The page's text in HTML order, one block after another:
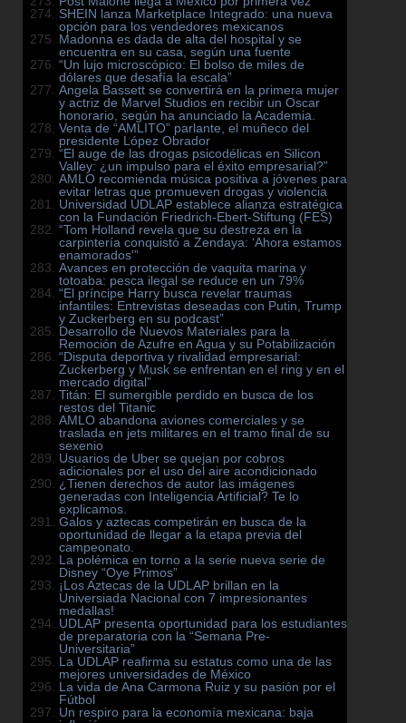
SHEIN lanza Marketplace Integrado: una nueva
opción para los vendedores mexicanos
Madonna es dada de alta del hospital y se
encuentra en su casa, según una fuente
“Un lujo microscópico: El bolso de miles de
dólares que desafía la escala”
Angela Bassett se convertirá en la primera mujer
y actriz de Marvel Studios en recibir un Oscar
honorario, según ha anunciado la Academia.
Venta de “AMLITO” parlante, el muñeco del
presidente López Obrador
“El auge de las drogas psicodélicas en Silicon
Valley: ¿un impulso para el éxito empresarial?”
AMLO recomienda música positiva a jóvenes para
evitar letras que promueven drogas y violencia
Universidad UDLAP establece alianza estratégica
con la Fundación Friedrich-Ebert-Stiftung (FES)
“Tom Holland revela que su destreza en la
carpintería conquistó a Zendaya: ‘Ahora estamos
enamorados'”
Avances en protección de vaquita marina y
totoaba: pesca ilegal se reduce en un 79%
“El príncipe Harry busca revelar traumas
infantiles: Entrevistas deseadas con Putin, Trump
y Zuckerberg en su podcast”
Desarrollo de Nuevos Materiales para la
Remoción de Azufre en Agua y su Potabilización
“Disputa deportiva y rivalidad empresarial:
Zuckerberg y Musk se enfrentan en el ring y en el
mercado digital”
Titán: El sumergible perdido en busca de los
restos del Titanic
AMLO abandona aviones comerciales y se
traslada en jets militares en el tramo final de su
sexenio
Usuarios de Uber se quejan por cobros
adicionales por el uso del aire acondicionado
¿Tienen derechos de autor las imágenes
generadas con Inteligencia Artificial? Te lo
explicamos.
Galos y aztecas competirán en busca de la
oportunidad de llegar a la etapa previa del
campeonato.
La polémica en torno a la serie nueva serie de
Disney “Oye Primos”
¡Los Aztecas de la UDLAP brillan en la
Universiada Nacional con 7 impresionantes
medallas!
UDLAP presenta oportunidad para los estudiantes
de preparatoria con la “Semana Pre-
Universitaria”
La UDLAP reafirma su estatus como una de las
mejores universidades de México
La vida de Ana Carmona Ruiz y su pasión por el
Fútbol
Un respiro para la economía mexicana: baja